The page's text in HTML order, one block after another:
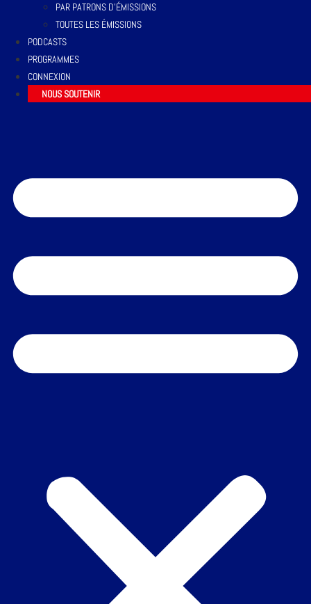
PAR PATRONS D’ÉMISSIONS
TOUTES LES ÉMISSIONS
PODCASTS
PROGRAMMES
CONNEXION
NOUS SOUTENIR